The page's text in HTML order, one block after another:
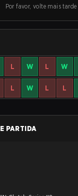
Por favor, volte mais tarde
L W L W
L W L L
PARTIDA